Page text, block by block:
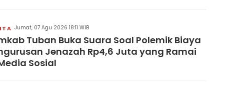
Jumat, 07 Agu 2026 18:11 WIB
Tuban Buka Suara Soal Polemik Biaya
Jenazah Rp4,6 Juta yang Ramai
Sosial